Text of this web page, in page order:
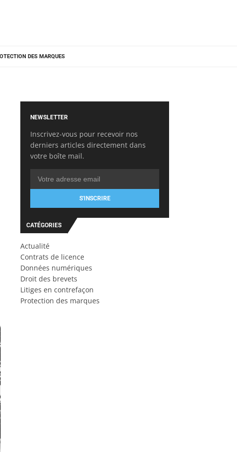
DES MARQUES
NEWSLETTER
Inscrivez-vous pour recevoir nos
derniers articles directement dans
votre boîte mail.
S'INSCRIRE
CATÉGORIES
Actualité
Contrats de licence
Données numériques
Droit des brevets
Litiges en contrefaçon
Protection des marques